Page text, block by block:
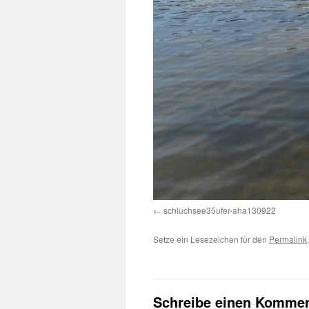
schluchsee35ufer-aha130922
Setze ein Lesezeichen für den Permalink.
Schreibe einen